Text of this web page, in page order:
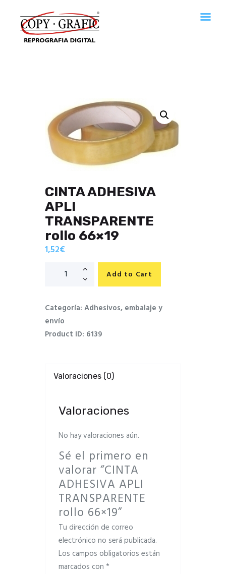
Copy · Grafic Reprografia digital
Servicios
Descargas de catálogos
Contactar
Política de cookies
Política de privacidad
CINTA ADHESIVA
APLI
TRANSPARENTE
rollo 66×19
1,52€
Add to Cart
Categoría: Adhesivos, embalaje y
envío
Product ID: 6139
Valoraciones (0)
Valoraciones
No hay valoraciones aún.
Sé el primero en
valorar “CINTA
ADHESIVA APLI
TRANSPARENTE
rollo 66×19”
Tu dirección de correo
electrónico no será publicada.
Los campos obligatorios están
marcados con *